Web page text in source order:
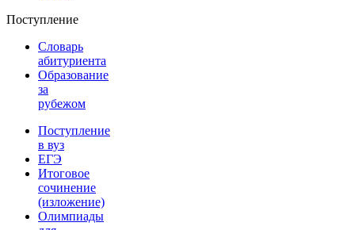
Поступление
Словарь
абитуриента
Образование
за
рубежом
Поступление
в вуз
ЕГЭ
Итоговое
сочинение
(изложение)
Олимпиады